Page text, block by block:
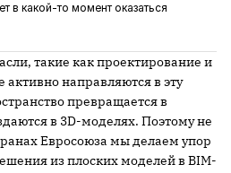
в какой-то момент оказаться
такие как проектирование и
активно направляются в эту
превращается в
в 3D-моделях. Поэтому не
Евросоюза мы делаем упор
из плоских моделей в BIM-